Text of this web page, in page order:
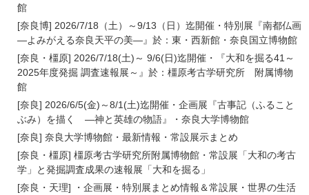
館
[奈良博] 2026/7/18（土）～9/13（日）迄開催・特別展『南都仏画
―よみがえる奈良天平の美―』於：東・西新館・奈良国立博物館
[奈良・橿原] 2026/7/18(土)～ 9/6(日)迄開催・『大和を掘る41～
2025年度発掘 調査速報展～』於：橿原考古学研究所 附属博物
館
[奈良] 2026/6/5(金)～8/1(土)迄開催・企画展『古事記（ふること
ぶみ）を描く ―神と英雄の物語』・奈良大学博物館
[奈良] 奈良大学博物館・最新情報・常設展示まとめ
[奈良・橿原] 橿原考古学研究所附属博物館・常設展「大和の考古
学」と発掘調査成果の速報展「大和を掘る」
[奈良・天理] ・企画展・特別展まとめ情報＆常設展・世界の生活